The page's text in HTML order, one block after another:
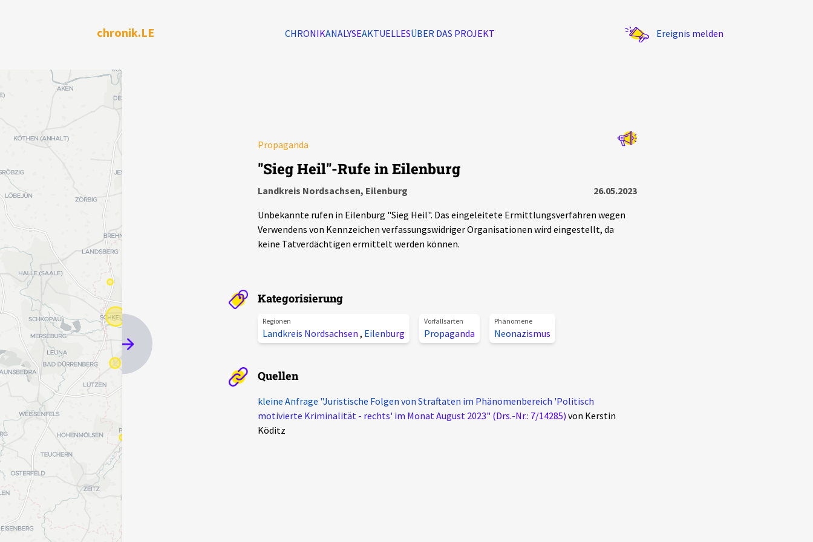
chronik.LE CHRONIKANALYSEAKTUELLESÜBER DAS PROJEKT Ereignis melden
Propaganda
"Sieg Heil"-Rufe in Eilenburg
Landkreis Nordsachsen, Eilenburg
26.05.2023
Unbekannte rufen in Eilenburg "Sieg Heil". Das eingeleitete Ermittlungsverfahren wegen
Verwendens von Kennzeichen verfassungswidriger Organisationen wird eingestellt, da
keine Tatverdächtigen ermittelt werden können.
Kategorisierung
Regionen
Landkreis Nordsachsen , Eilenburg
Vorfallsarten
Propaganda
Phänomene
Neonazismus
Quellen
kleine Anfrage "Juristische Folgen von Straftaten im Phänomenbereich 'Politisch
motivierte Kriminalität - rechts' im Monat August 2023" (Drs.-Nr.: 7/14285) von Kerstin
Köditz